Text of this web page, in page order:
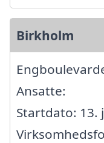
Birkholm
Ansatte:
Startdato: 13.